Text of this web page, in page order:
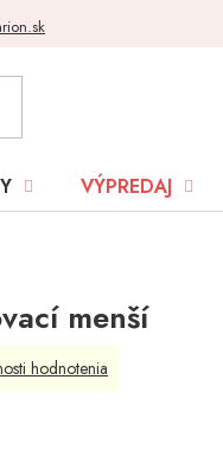
VÝPREDAJ
menší
hodnotenia